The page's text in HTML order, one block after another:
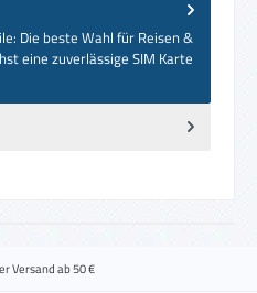
Die beste Wahl für Reisen &
eine zuverlässige SIM Karte
Versand ab 50 €